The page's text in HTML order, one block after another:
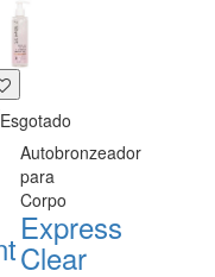
Esgotado
Autobronzeador
para
Corpo
Express
Clear